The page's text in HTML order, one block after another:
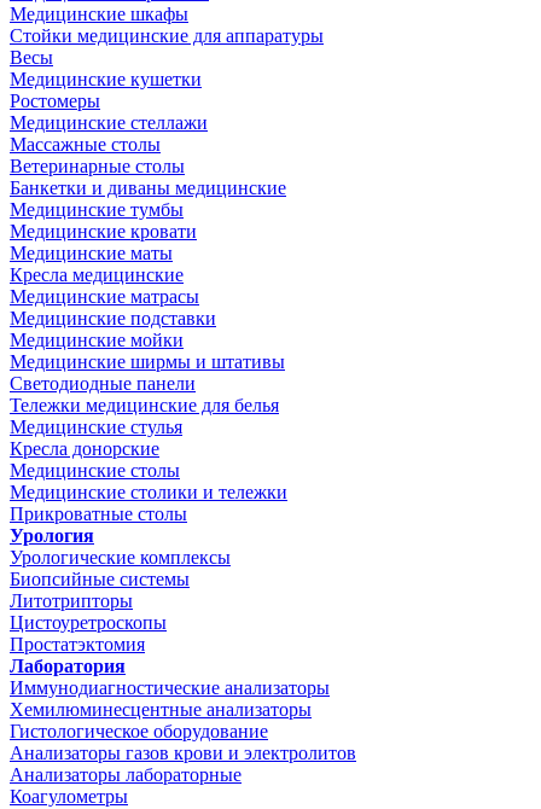
Медицинские шкафы
Стойки медицинские для аппаратуры
Весы
Медицинские кушетки
Ростомеры
Медицинские стеллажи
Массажные столы
Ветеринарные столы
Банкетки и диваны медицинские
Медицинские тумбы
Медицинские кровати
Медицинские маты
Кресла медицинские
Медицинские матрасы
Медицинские подставки
Медицинские мойки
Медицинские ширмы и штативы
Светодиодные панели
Тележки медицинские для белья
Медицинские стулья
Кресла донорские
Медицинские столы
Медицинские столики и тележки
Прикроватные столы
Урология
Урологические комплексы
Биопсийные системы
Литотрипторы
Цистоуретроскопы
Простатэктомия
Лаборатория
Иммунодиагностические анализаторы
Хемилюминесцентные анализаторы
Гистологическое оборудование
Анализаторы газов крови и электролитов
Анализаторы лабораторные
Коагулометры